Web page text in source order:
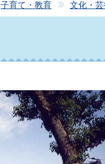
子育て・教育 文化・